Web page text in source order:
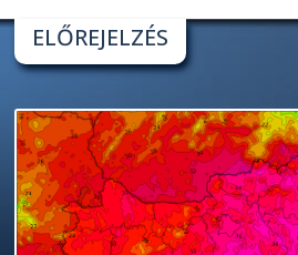
ELŐREJELZÉS